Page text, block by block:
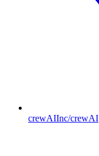
crewAIInc/crewAI